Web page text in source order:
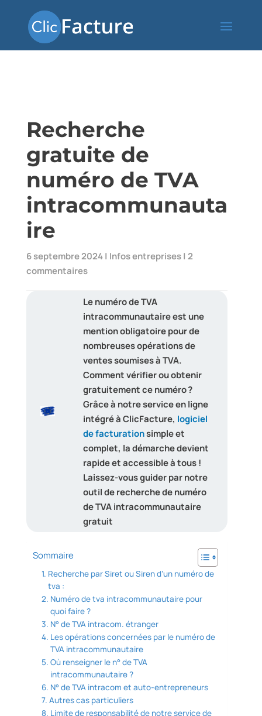
Recherche
gratuite de
numéro de TVA
intracommunauta
ire
6 septembre 2024| Infos entreprises| 2
commentaires
Le numéro de TVA
intracommunautaire est une
mention obligatoire pour de
nombreuses opérations de
ventes soumises à TVA.
Comment vérifier ou obtenir
gratuitement ce numéro ?
Grâce à notre service en ligne
intégré à ClicFacture, logiciel
de facturationsimple et
complet, la démarche devient
rapide et accessible à tous !
Laissez-vous guider par notre
outil de recherche de numéro
de TVA intracommunautaire
gratuit
Sommaire
Recherche par Siret ou Siren d’un numéro de
tva :
Numéro de tva intracommunautaire pour
quoi faire ?
N° de TVA intracom. étranger
Les opérations concernées par le numéro de
TVA intracommunautaire
Où renseigner le n° de TVA
intracommunautaire ?
N° de TVA intracom et auto-entrepreneurs
Autres cas particuliers
Limite de responsabilité de notre service de